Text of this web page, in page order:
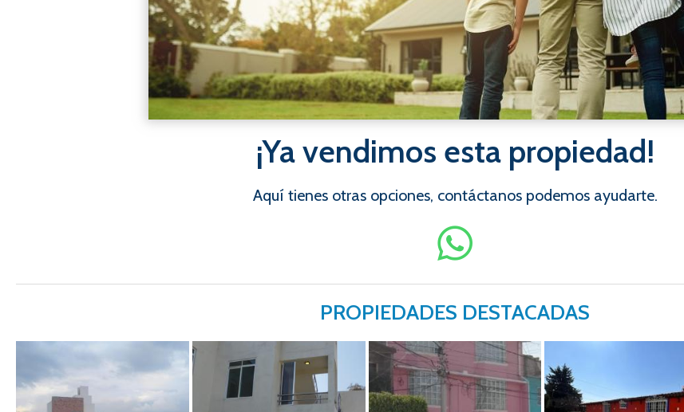
¡Ya vendimos esta propiedad!
Aquí tienes otras opciones, contáctanos podemos ayudarte.
PROPIEDADES DESTACADAS